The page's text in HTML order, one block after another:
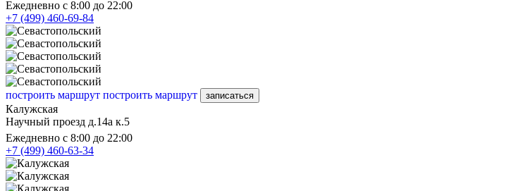
Ежедневно с 8:00 до 22:00
+7 (499) 460-69-84
построить маршрут построить маршрут записаться
Калужская
Научный проезд д.14а к.5
Ежедневно с 8:00 до 22:00
+7 (499) 460-63-34